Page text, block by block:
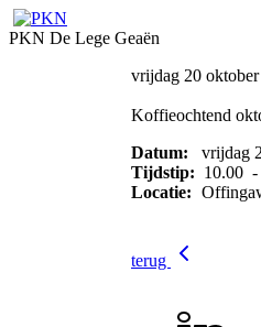
PKN De Lege Geaën
vrijdag 20
Koffieochtend
Datum:
vrijdag
Tijdstip: 10.00 -
Locatie:
terug